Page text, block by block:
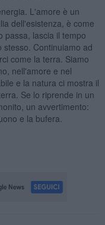
L'amore è un
dell'esistenza, è come
passa, lascia il tempo
Continuiamo ad
come la terra. Siamo
nell'amore e nel
e la natura ci mostra il
Se lo riprende in un
un avvertimento:
e la bufera.